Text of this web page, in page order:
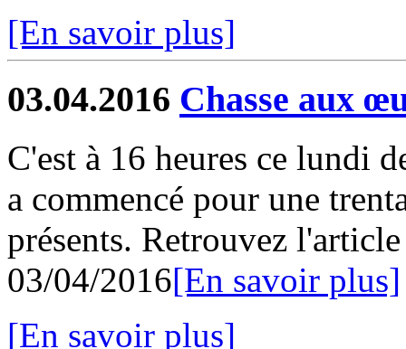
[En savoir plus]
03.04.2016 Chasse aux
C'est à 16 heures ce lundi
a commencé pour une
présents. Retrouvez
03/04/2016[En savoir plus]
[En savoir plus]